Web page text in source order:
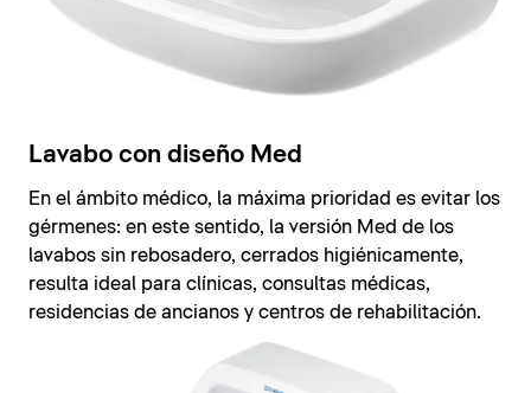
Lavabo con diseño Med
En el ámbito médico, la máxima prioridad es evitar los
gérmenes: en este sentido, la versión Med de los
lavabos sin rebosadero, cerrados higiénicamente,
resulta ideal para clínicas, consultas médicas,
residencias de ancianos y centros de rehabilitación.